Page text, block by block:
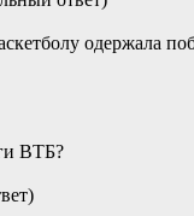
одержала
ВТБ?